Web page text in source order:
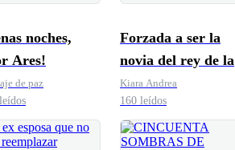
noches,
Ares!
de paz
Forzada a ser la
novia del rey de la
mafia
Kiara Andrea
160 leídos